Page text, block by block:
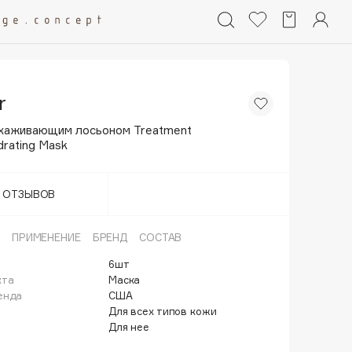
лосьоном Treatment
Mask
ОТЗЫВОВ
ПРИМЕНЕНИЕ БРЕНД СОСТАВ
6шт
Маска
США
Для всех типов кожи
Для нее